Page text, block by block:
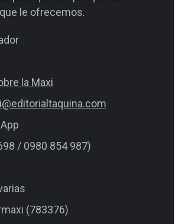
le ofrecemos.
la Maxi
/ 0980 854 987)
(783376)